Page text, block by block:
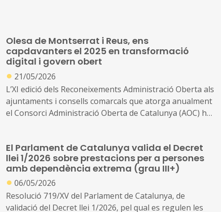
urbana però que, ben dissenyada, també pot constituir
una valuosa oportunitat de millora de la qualitat de vida
de la ciutadania i de la sostenibilitat del municipi
La digitalització, doncs, no s’ha d’entendre com un fi en
si mateix sinó com un mitjà que ha d'anar alineat amb
els reptes de crear entorns urbans més inclusius,
Olesa de Montserrat i Reus, ens
capdavanters el 2025 en transformació
digital i govern obert
● 21/05/2026
L’XI edició dels Reconeixements Administració Oberta als
ajuntaments i consells comarcals que atorga anualment
el Consorci Administració Oberta de Catalunya (AOC) ha
Enguany han estat guardonats amb un dels
Reconeixements Administració Oberta 83 ens locals
catalans repartits en set categories d’acord amb el
nombre d’habitants dels municipis i la seva naturalesa
El Parlament de Catalunya valida el Decret
llei 1/2026 sobre prestacions per a persones
amb dependència extrema (grau III+)
● 06/05/2026
Resolució 719/XV del Parlament de Catalunya, de
validació del Decret llei 1/2026, pel qual es regulen les